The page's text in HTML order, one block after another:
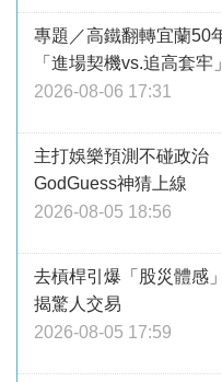
專題／高鐵翻轉宜蘭50
「進場契機vs.追高套牢
2026-08-06 17:31
主打娛樂預測不碰政
GodGuess神猜上線
2026-08-05 18:56
去槓桿引爆「股災體感
揭驚人交易
2026-08-05 17:59